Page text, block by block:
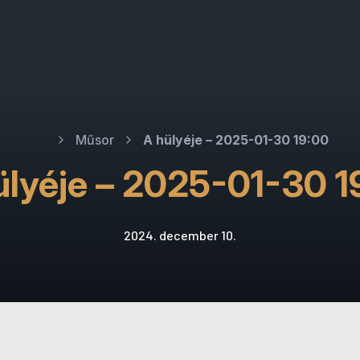
Műsor A hülyéje – 2025-01-30 19:00
– 2025-01-30
2024. december 10.